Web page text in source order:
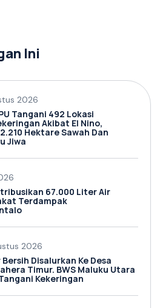
Ini
2026
Tangani 492 Lokasi
Akibat El Nino,
Hektare Sawah Dan
Jiwa
67.000 Liter Air
Terdampak
2026
Disalurkan Ke Desa
Timur. BWS Maluku Utara
Kekeringan